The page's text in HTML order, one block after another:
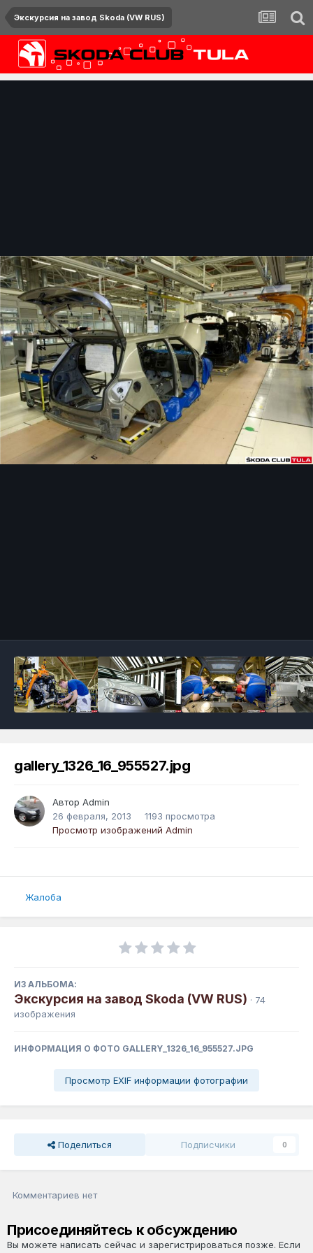
Экскурсия на завод Skoda (VW RUS)
gallery_1326_16_955527.jpg
Автор Admin
26 февраля, 2013
1193 просмотра
Просмотр изображений Admin
Жалоба
ИЗ АЛЬБОМА:
Экскурсия на завод Skoda (VW RUS) · 74
изображения
ИНФОРМАЦИЯ О ФОТО GALLERY_1326_16_955527.JPG
Просмотр EXIF информации фотографии
Поделиться Подписчики 0
Комментариев нет
Присоединяйтесь к обсуждению
Вы можете написать сейчас и зарегистрироваться позже. Если